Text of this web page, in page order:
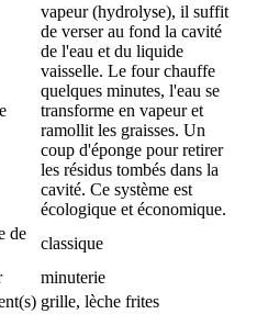
vapeur (hydrolyse), il suffit
de verser au fond la cavité
de l'eau et du liquide
vaisselle. Le four chauffe
quelques minutes, l'eau se
transforme en vapeur et
ramollit les graisses. Un
coup d'éponge pour retirer
les résidus tombés dans la
cavité. Ce système est
écologique et économique.
de
classique
minuterie
grille, lèche frites